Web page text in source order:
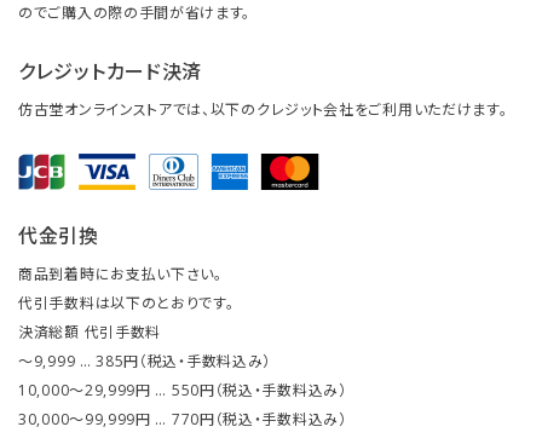
のでご購入の際の手間が省けます。
クレジットカード決済
仿古堂オンラインストアでは、以下のクレジット会社をご利用いただけます。
代金引換
商品到着時にお支払い下さい。
代引手数料は以下のとおりです。
決済総額 代引手数料
～9,999 … 385円（税込・手数料込み）
10,000～29,999円 … 550円（税込・手数料込み）
30,000～99,999円 … 770円（税込・手数料込み）